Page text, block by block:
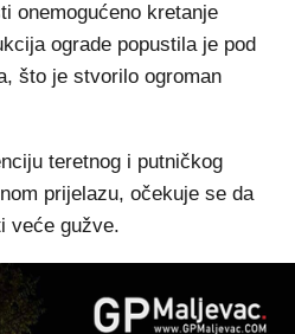
onemogućeno kretanje
ograde popustila je pod
što je stvorilo ogroman
teretnog i putničkog
prijelazu, očekuje se da
veće gužve.